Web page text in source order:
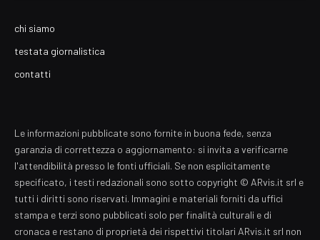
chi siamo
testata giornalistica
contatti
Le informazioni pubblicate sono fornite in buona fede, senza
garanzia di correttezza o aggiornamento: si invita a verificarne
l'attendibilità presso le fonti ufficiali. Se non esplicitamente
specificato, i testi redazionali sono sotto copyright © ARvis.it srl e
tutti i diritti sono riservati. Immagini e materiali forniti da uffici
stampa e terzi sono pubblicati solo per finalità culturali e di
cronaca e restano di proprietà dei rispettivi titolari ARvis.it srl non